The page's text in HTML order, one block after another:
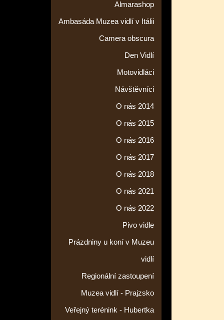
Almarashop
Ambasáda Muzea vidlí v Itálii
Camera obscura
Den Vidlí
Motovidláci
Návštěvníci
O nás 2014
O nás 2015
O nás 2016
O nás 2017
O nás 2018
O nás 2021
O nás 2022
Pivo vidle
Prázdniny u koní v Muzeu
vidlí
Regionální zastoupení
Muzea vidlí - Prajzsko
Veřejný terénink - Hubertka